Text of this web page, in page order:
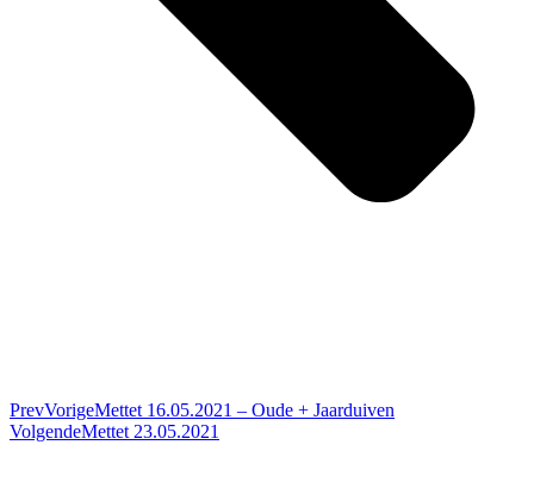
PrevVorigeMettet 16.05.2021 – Oude + Jaarduiven
VolgendeMettet 23.05.2021